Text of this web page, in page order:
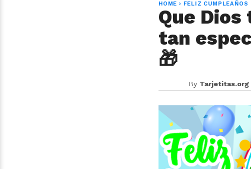
HOME › FELIZ CUMPLEAÑOS
Que
tan
🎁
By Tarjetitas.org